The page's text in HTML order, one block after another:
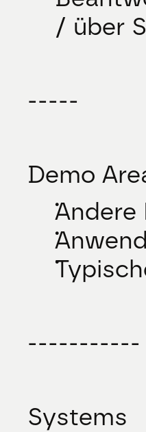
/ über
-----
Demo
Andere
-----------
Systems